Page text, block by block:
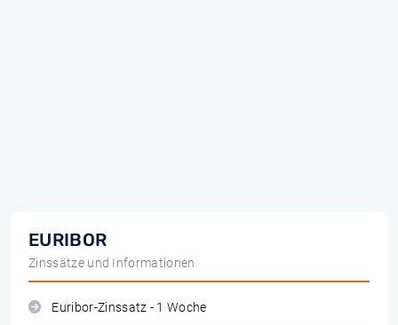
EURIBOR
Zinssätze und Informationen
Euribor-Zinssatz - 1 Woche